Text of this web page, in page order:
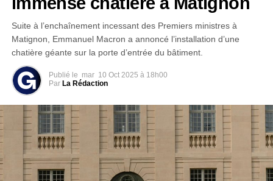
Suite à l’enchaînement incessant des Premiers ministres à
Matignon, Emmanuel Macron a annoncé l’installation d’une
chatière géante sur la porte d’entrée du bâtiment.
Publié le mar 10 Oct 2025 à 18h00
Par La Rédaction